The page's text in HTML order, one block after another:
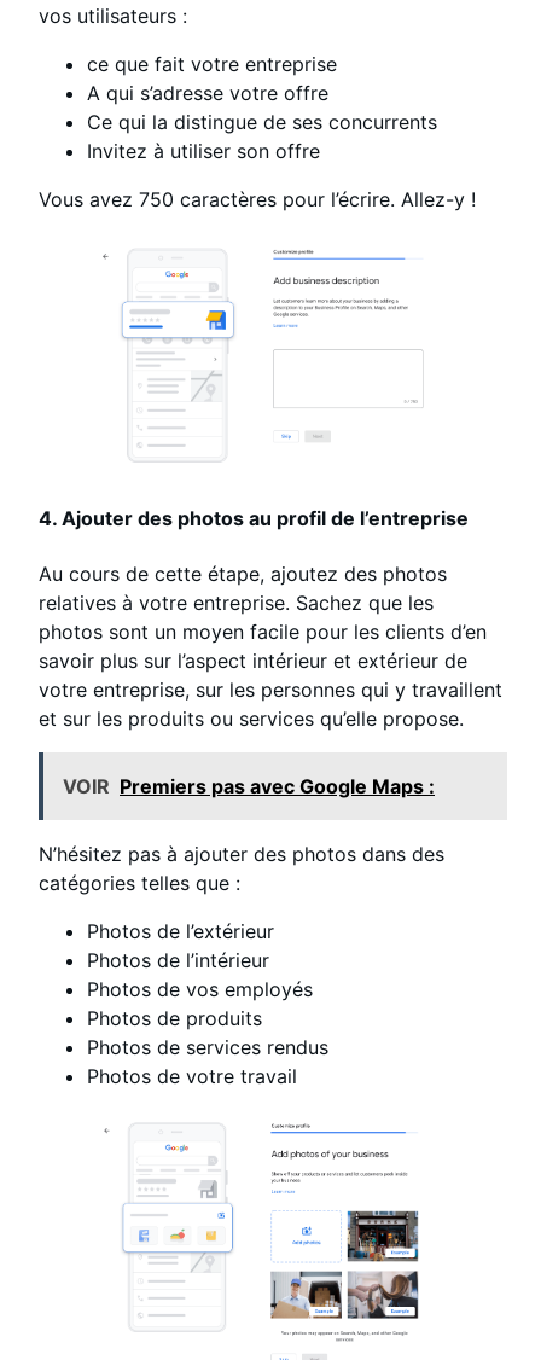
vos utilisateurs :
ce que fait votre entreprise
A qui s’adresse votre offre
Ce qui la distingue de ses concurrents
Invitez à utiliser son offre
Vous avez 750 caractères pour l’écrire. Allez-y !
4. Ajouter des photos au profil de l’entreprise
Au cours de cette étape, ajoutez des photos
relatives à votre entreprise. Sachez que les
photos sont un moyen facile pour les clients d’en
savoir plus sur l’aspect intérieur et extérieur de
votre entreprise, sur les personnes qui y travaillent
et sur les produits ou services qu’elle propose.
VOIR Premiers pas avec Google Maps :
N’hésitez pas à ajouter des photos dans des
catégories telles que :
Photos de l’extérieur
Photos de l’intérieur
Photos de vos employés
Photos de produits
Photos de services rendus
Photos de votre travail